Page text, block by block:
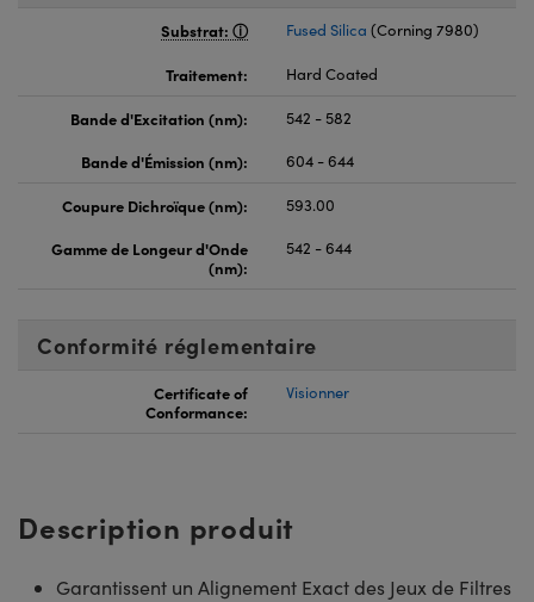
Substrat: Fused Silica (Corning 7980)
Traitement: Hard Coated
Bande d'Excitation (nm):
542 - 582
Bande d'Émission (nm):
604 - 644
Coupure Dichroïque (nm):
593.00
Gamme de Longeur d'Onde
(nm):
542 - 644
Conformité réglementaire
Certificate of
Conformance:
Visionner
Description produit
Garantissent un Alignement Exact des Jeux de Filtres